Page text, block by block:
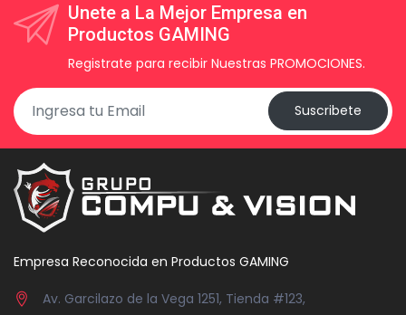
Unete a La Mejor Empresa en
Productos GAMING
Registrate para recibir Nuestras PROMOCIONES.
Suscribete
Empresa Reconocida en Productos GAMING
Av. Garcilazo de la Vega 1251, Tienda #123,